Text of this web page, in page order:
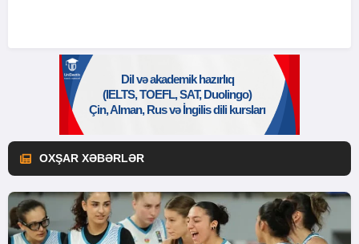
OXŞAR XƏBƏRLƏR